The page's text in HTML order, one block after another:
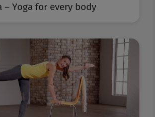
– Yoga for every body